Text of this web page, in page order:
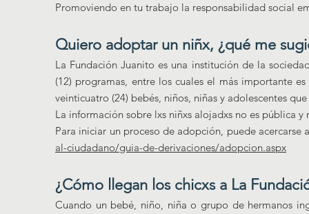
Promoviendo en tu trabajo la responsabilidad social
Quiero adoptar un niñx, ¿qué me
La Fundación Juanito es una institución de la
(12) programas, entre los cuales el más importante
veinticuatro (24) bebés, niños, niñas y adolescentes
La información sobre lxs niñxs alojadxs no es pública y
Para iniciar un proceso de adopción, puede
al-ciudadano/guia-de-derivaciones/adopcion.aspx
¿Cómo llegan los chicxs a La
Cuando un bebé, niño, niña o grupo de hermanos